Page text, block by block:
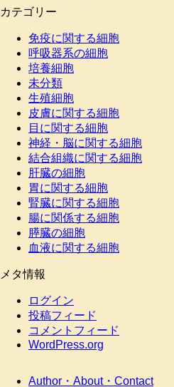
カテゴリー
免疫に関する細胞
呼吸器系の細胞
培養細胞
未分類
生殖細胞
皮膚に関する細胞
目に関する細胞
神経・脳に関する細胞
結合組織に関する細胞
肝臓の細胞
胃に関する細胞
腎臓に関する細胞
腸に関係する細胞
膵臓の細胞
血液に関する細胞
メタ情報
ログイン
投稿フィード
コメントフィード
WordPress.org
Author・About・Contact